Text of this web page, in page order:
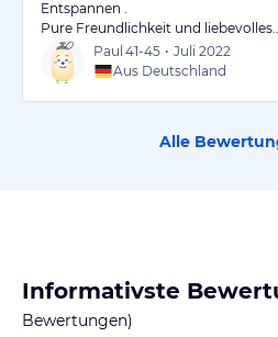
Entspannen .
Pure Freundlichkeit und liebevolles…
Paul 41-45 • Juli 2022
Aus Deutschland
Alle
Informativste
Bewertungen)